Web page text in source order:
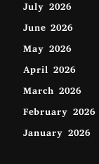
July 2026
June 2026
May 2026
April 2026
March 2026
February 2026
January 2026